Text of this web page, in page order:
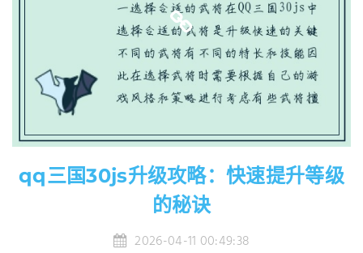
qq三国30js升级攻略：快速提升等级
的秘诀
2026-04-11 00:49:38